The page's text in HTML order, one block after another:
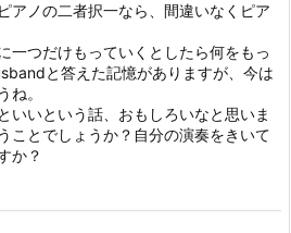
アノの二者択一なら、間違いなくピア
一つだけもっていくとしたら何をもっ
と答えた記憶がありますが、今は
ね。
いいという話、おもしろいなと思いま
ことでしょうか？自分の演奏をきいて
か？